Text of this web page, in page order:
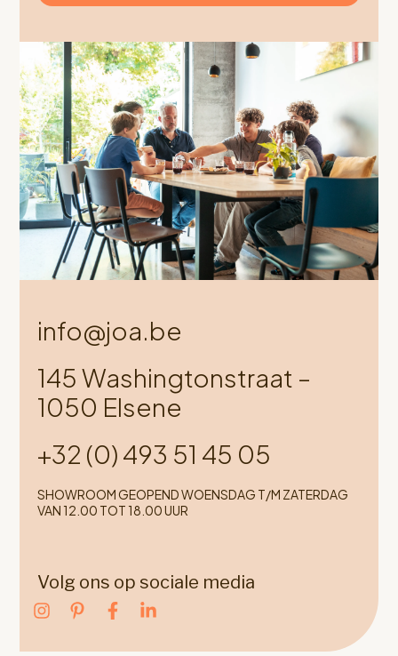
info@joa.be
145 Washingtonstraat –
1050 Elsene
+32 (0) 493 51 45 05
SHOWROOM GEOPEND WOENSDAG T/M ZATERDAG
VAN 12.00 TOT 18.00 UUR
Volg ons op sociale media